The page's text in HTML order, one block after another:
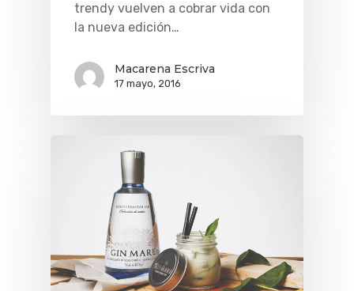
trendy vuelven a cobrar vida con
la nueva edición…
Macarena Escriva
17 mayo, 2016